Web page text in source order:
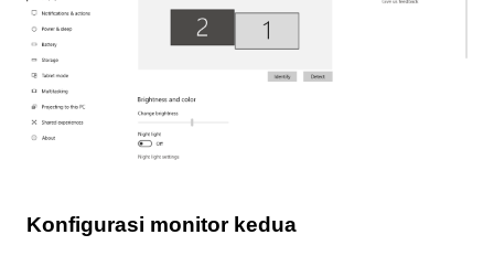
Konfigurasi monitor kedua